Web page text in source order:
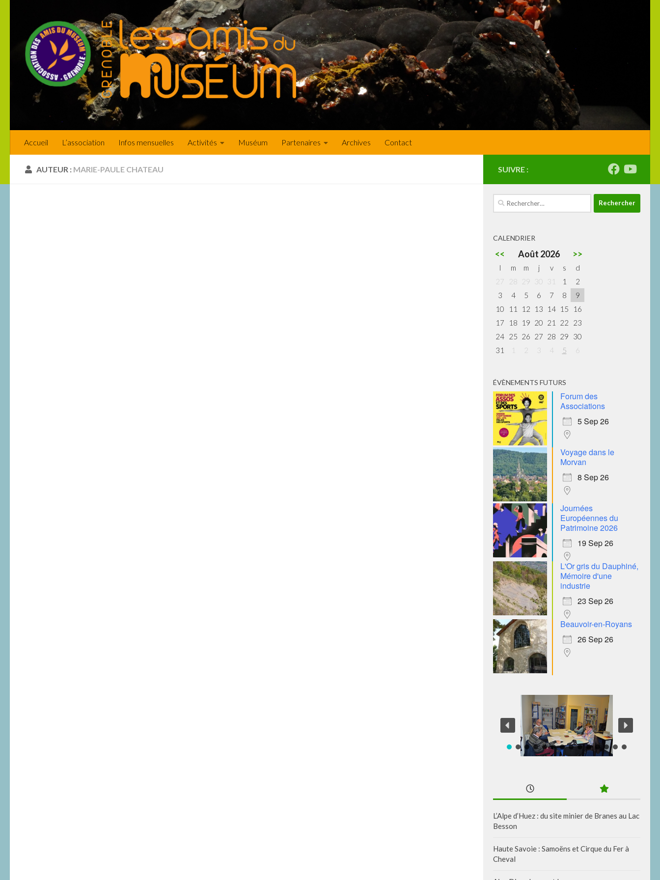
Accueil L’association Infos mensuelles Activités Muséum Partenaires Archives Contact
AUTEUR : MARIE-PAULE CHATEAU SUIVRE :
Rechercher :
CALENDRIER
<< Août 2026 >>
l m m j v s
d
27
28 29 30 31 1
2
3
4 5 6 7 8
9
10
11 12 13 14 15
16
17
18 19 20 21 22
23
24 25 26 27 28 29
30
31
1 2 3 4 5 6
ÉVÈNEMENTS FUTURS
Forum des
Associations
5 Sep 26
Voyage dans le
Morvan
8 Sep 26
Journées
Européennes du
Patrimoine 2026
19 Sep 26
L'Or gris du Dauphiné,
Mémoire d'une
industrie
23 Sep 26
Beauvoir-en-Royans
26 Sep 26
L’Alpe d’Huez : du site minier de Branes au Lac
Besson
Haute Savoie : Samoëns et Cirque du Fer à
Cheval